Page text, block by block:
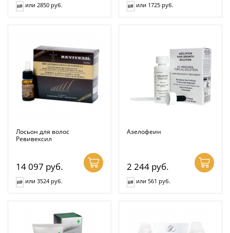
или 2850 руб. или 1725 руб.
Лосьон для волос
Ревивексил
14 097 руб.
или 3524 руб.
Азелофеин
2 244 руб.
или 561 руб.